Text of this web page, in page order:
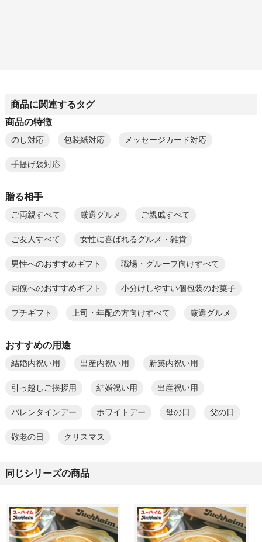
商品に関連するタグ
商品の特徴
のし対応 包装紙対応 メッセージカード対応
手提げ袋対応
贈る相手
ご両親すべて 厳選グルメ ご親戚すべて
ご友人すべて 女性に喜ばれるグルメ・雑貨
男性へのおすすめギフト 職場・グループ向けすべて
同僚へのおすすめギフト 小分けしやすい個包装のお菓子
プチギフト 上司・年配の方向けすべて 厳選グルメ
おすすめの用途
結婚内祝い用 出産内祝い用 新築内祝い用
引っ越しご挨拶用 結婚祝い用 出産祝い用
バレンタインデー ホワイトデー 母の日 父の日
敬老の日 クリスマス
同じシリーズの商品